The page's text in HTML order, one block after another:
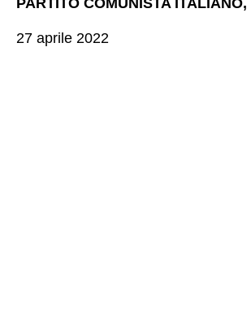
27 aprile 2022